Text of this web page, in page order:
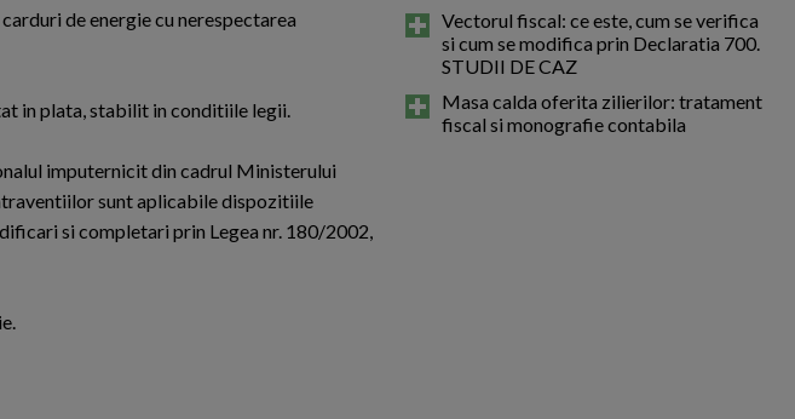
de energie cu nerespectarea
in plata, stabilit in conditiile legii.
imputernicit din cadrul Ministerului
sunt aplicabile dispozitiile
si completari prin Legea nr. 180/2002,
Vectorul fiscal: ce este, cum se verifica
si cum se modifica prin Declaratia 700.
STUDII DE CAZ
Masa calda oferita zilierilor: tratament
fiscal si monografie contabila